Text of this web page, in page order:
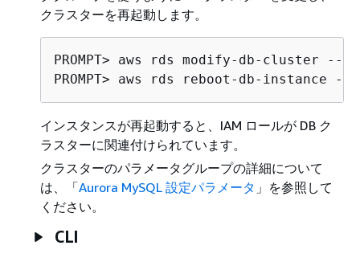
クラスターを再起動します。
PROMPT> aws rds modify-db-cluster
PROMPT> aws rds reboot-db-
インスタンスが再起動すると、IAM ロールが DB ク
ラスターに関連付けられています。
クラスターのパラメータグループの詳細について
は、「Aurora MySQL 設定パラメータ 」を参照して
ください。
CLI